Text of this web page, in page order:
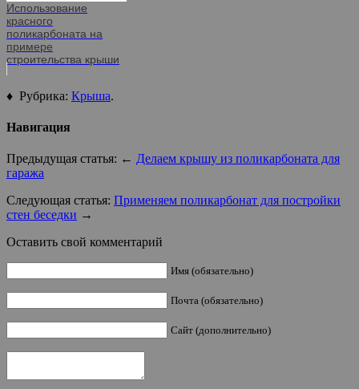
Использование
красного
поликарбоната на
примере
строительства крыши
♦ Рубрика: Крыша.
Навигация
Предыдущая статья: ← Делаем крышу из поликарбоната для
гаража
Следующая статья: Применяем поликарбонат для постройки
стен беседки →
Оставить свой комментарий
Имя (обязательно)
Почта (обязательно)
Сайт (дополнительно)